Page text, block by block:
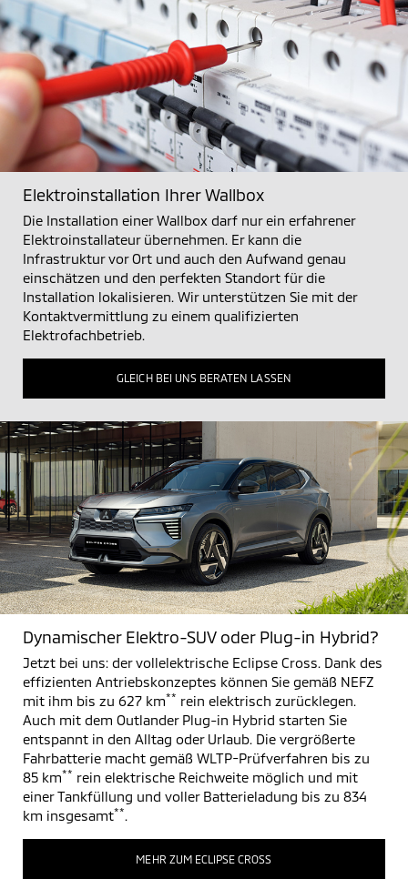
Elektroinstallation Ihrer Wallbox
Die Installation einer Wallbox darf nur ein erfahrener
Elektroinstallateur übernehmen. Er kann die
Infrastruktur vor Ort und auch den Aufwand genau
einschätzen und den perfekten Standort für die
Installation lokalisieren. Wir unterstützen Sie mit der
Kontaktvermittlung zu einem qualifizierten
Elektrofachbetrieb.
GLEICH BEI UNS BERATEN LASSEN
Dynamischer Elektro-SUV oder Plug-in Hybrid?
Jetzt bei uns: der vollelektrische Eclipse Cross. Dank des
effizienten Antriebskonzeptes können Sie gemäß NEFZ
mit ihm bis zu 627 km** rein elektrisch zurücklegen.
Auch mit dem Outlander Plug-in Hybrid starten Sie
entspannt in den Alltag oder Urlaub. Die vergrößerte
Fahrbatterie macht gemäß WLTP-Prüfverfahren bis zu
85 km** rein elektrische Reichweite möglich und mit
einer Tankfüllung und voller Batterieladung bis zu 834
km insgesamt**.
MEHR ZUM ECLIPSE CROSS